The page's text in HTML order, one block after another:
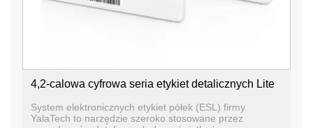
4,2-calowa cyfrowa seria etykiet detalicznych Lite
System elektronicznych etykiet półek (ESL) firmy
YalaTech to narzędzie szeroko stosowane przez